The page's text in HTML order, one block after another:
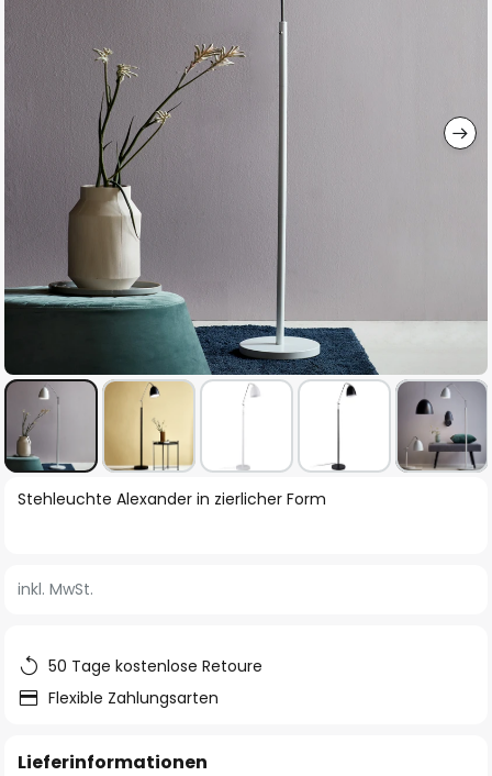
springen
Zum
springen
Stehleuchte Alexander in zierlicher Form
inkl. MwSt.
50 Tage kostenlose Retoure
Flexible Zahlungsarten
Lieferinformationen